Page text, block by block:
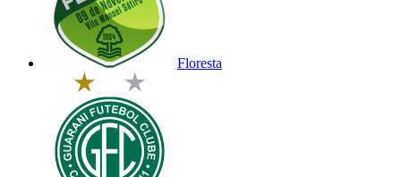
Floresta